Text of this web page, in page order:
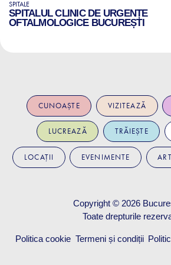
SPITALE
SPITALUL CLINIC DE URGENȚE
OFTALMOLOGICE BUCUREȘTI
CUNOAȘTE VIZITEAZĂ
LUCREAZĂ TRĂIEȘTE
LOCAȚII EVENIMENTE
Copyright © 2026
Toate drepturile
Politica cookie Termeni și condiții